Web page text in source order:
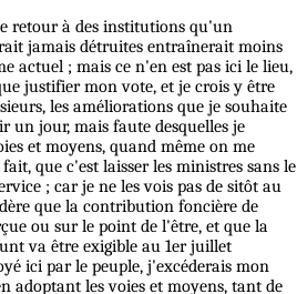
retour à des institutions qu'un
jamais détruites entraînerait moins
actuel ; mais ce n'en est pas ici le lieu,
justifier mon vote, et je crois y être
les améliorations que je souhaite
un jour, mais faute desquelles je
et moyens, quand même on me
que c'est laisser les ministres sans le
; car je ne les vois pas de sitôt au
que la contribution foncière de
ou sur le point de l'être, et que la
va être exigible au 1er juillet
ici par le peuple, j'excéderais mon
adoptant les voies et moyens, tant de